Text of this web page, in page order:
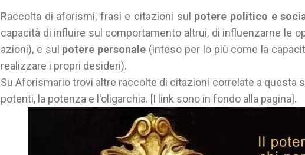
Raccolta di aforismi, frasi e citazioni sul potere politico e
capacità di influire sul comportamento altrui, di influenzarne le
azioni), e sul potere personale (inteso per lo più come la
realizzare i propri desideri).
Su Aforismario trovi altre raccolte di citazioni correlate a questa
potenti, la potenza e l'oligarchia. [I link sono in fondo alla pagina].